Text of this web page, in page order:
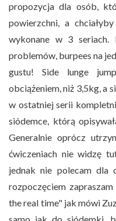
propozycja dla osób,
powierzchni, a
wykonane w 3 seriach.
problemów, burpees na
gustu! Side lunge
obciążeniem, niż 3,5kg, a
w ostatniej serii
siódemce, którą
Generalnie oprócz
ćwiczeniach nie widzę
jednak nie polecam dla
rozpoczęciem
the real time" jak mówi